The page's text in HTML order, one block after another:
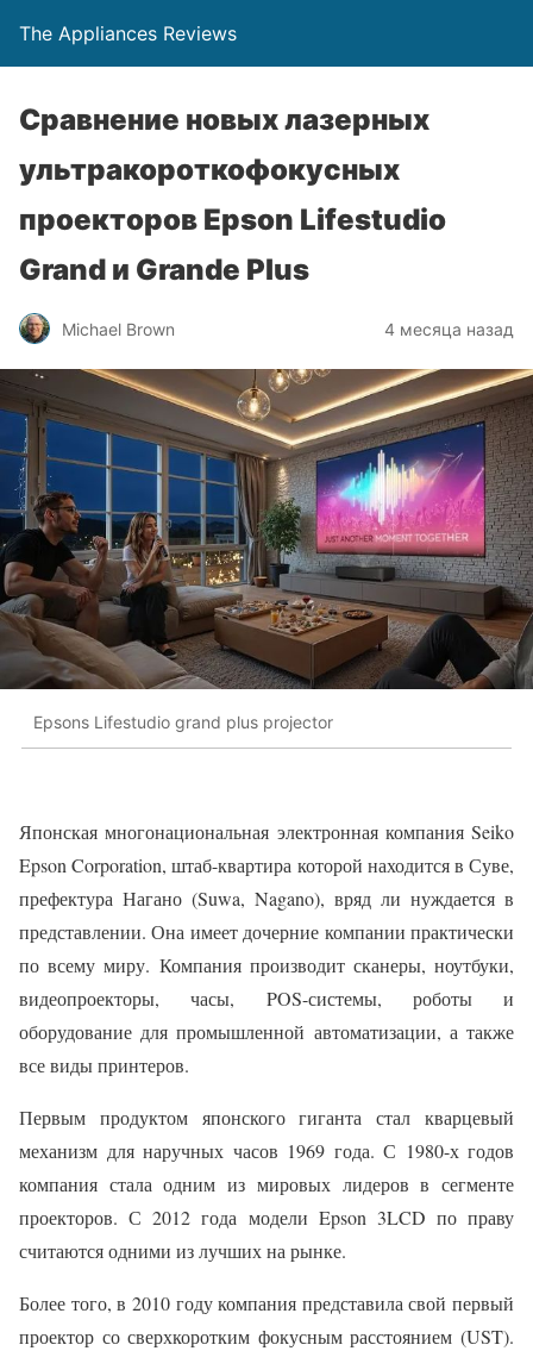
The Appliances Reviews
Сравнение новых лазерных
ультракороткофокусных
проекторов Epson Lifestudio
Grand и Grande Plus
Michael Brown 4 месяца назад
Epsons Lifestudio grand plus projector
Японская многонациональная электронная компания Seiko
Epson Corporation, штаб-квартира которой находится в Суве,
префектура Нагано (Suwa, Nagano), вряд ли нуждается в
представлении. Она имеет дочерние компании практически
по всему миру. Компания производит сканеры, ноутбуки,
видеопроекторы, часы, POS-системы, роботы и
оборудование для промышленной автоматизации, а также
все виды принтеров.
Первым продуктом японского гиганта стал кварцевый
механизм для наручных часов 1969 года. С 1980-х годов
компания стала одним из мировых лидеров в сегменте
проекторов. С 2012 года модели Epson 3LCD по праву
считаются одними из лучших на рынке.
Более того, в 2010 году компания представила свой первый
проектор со сверхкоротким фокусным расстоянием (UST).